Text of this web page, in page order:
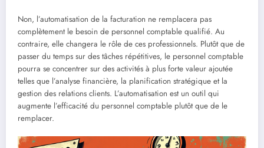
Non, l’automatisation de la facturation ne remplacera pas
complètement le besoin de personnel comptable qualifié. Au
contraire, elle changera le rôle de ces professionnels. Plutôt que de
passer du temps sur des tâches répétitives, le personnel comptable
pourra se concentrer sur des activités à plus forte valeur ajoutée
telles que l’analyse financière, la planification stratégique et la
gestion des relations clients. L’automatisation est un outil qui
augmente l’efficacité du personnel comptable plutôt que de le
remplacer.